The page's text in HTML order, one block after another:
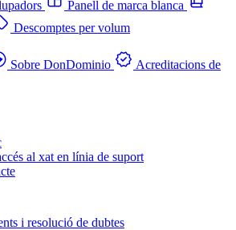
Panell de marca blanca
Descomptes per volum
Sobre DonDominio
Acreditacions de
al xat en línia de suport
i resolució de dubtes